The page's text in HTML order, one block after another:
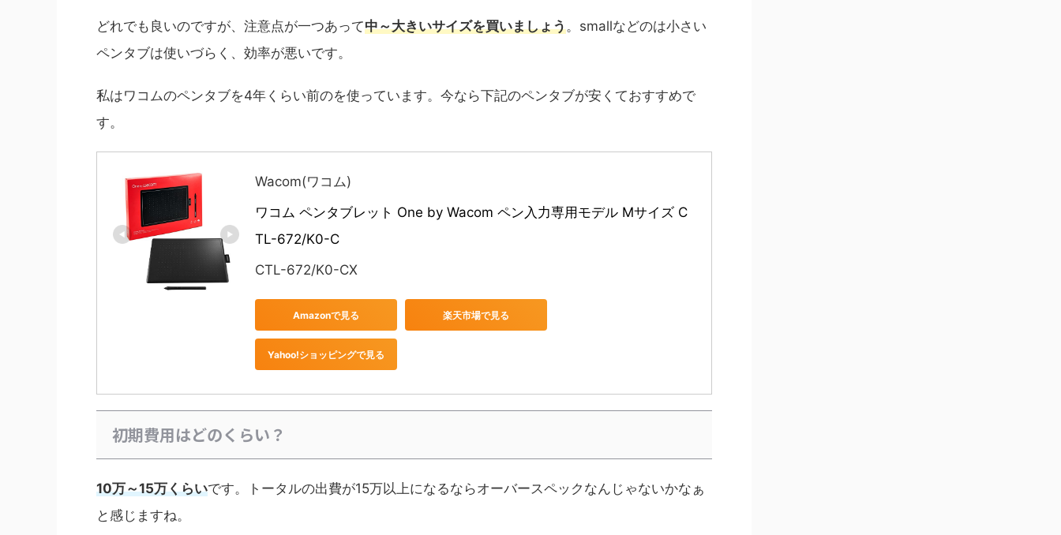
どれでも良いのですが、注意点が一つあって中～大きいサイズを買いましょう。smallなどのは小さい
ペンタブは使いづらく、効率が悪いです。
私はワコムのペンタブを4年くらい前のを使っています。今なら下記のペンタブが安くておすすめで
す。
Wacom(ワコム)
ワコム ペンタブレット One by Wacom ペン入力専用モデル Mサイズ C
TL-672/K0-C
CTL-672/K0-CX
Amazonで見る 楽天市場で見る
Yahoo!ショッピングで見る
初期費用はどのくらい？
10万～15万くらいです。トータルの出費が15万以上になるならオーバースペックなんじゃないかなぁ
と感じますね。